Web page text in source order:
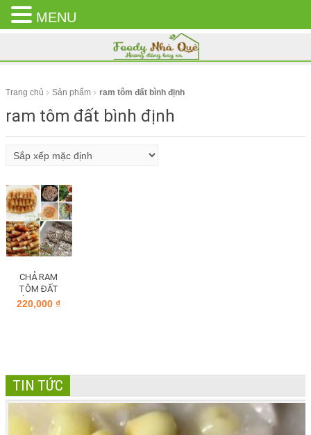
CLOSE
MENU
Trang chủ Sản phẩm ram tôm đất bình định
ram tôm đất bình định
CHẢ RAM
TÔM ĐẤT
BÌNH ĐỊNH
220,000₫
TIN TỨC
MENU